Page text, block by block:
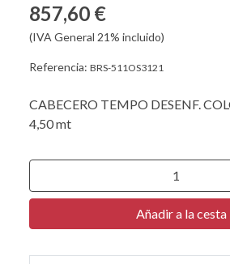
857,60 €
(IVA General 21% incluido)
Referencia: BRS-511OS3121
CABECERO TEMPO DESENF.
4,50 mt
Añadir a la cesta